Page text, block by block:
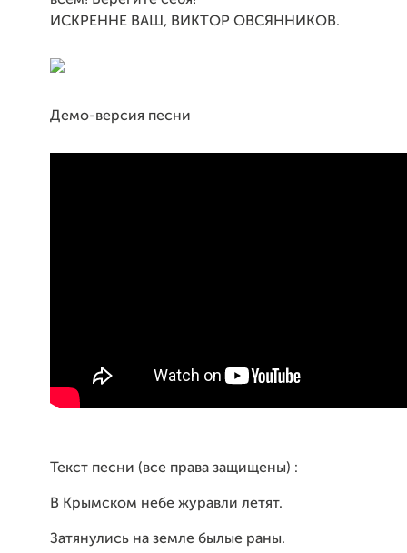
ИСКРЕННЕ ВАШ, ВИКТОР ОВСЯННИКОВ.
Демо-версия песни
Текст песни (все права защищены) :
В Крымском небе журавли летят.
Затянулись на земле былые раны.